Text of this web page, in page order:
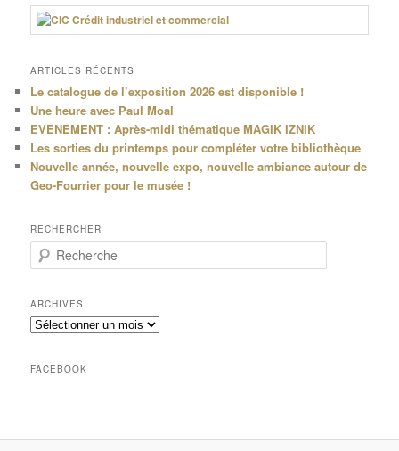
ARTICLES RÉCENTS
Le catalogue de l’exposition 2026 est disponible !
Une heure avec Paul Moal
EVENEMENT : Après-midi thématique MAGIK IZNIK
Les sorties du printemps pour compléter votre bibliothèque
Nouvelle année, nouvelle expo, nouvelle ambiance autour de
Geo-Fourrier pour le musée !
RECHERCHER
e
h
e
r
h
ARCHIVES
Archives
FACEBOOK